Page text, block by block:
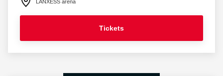
LANXESS arena
Tickets